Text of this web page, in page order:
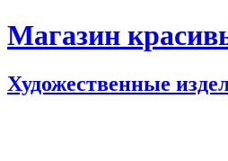
Магазин
Художественные